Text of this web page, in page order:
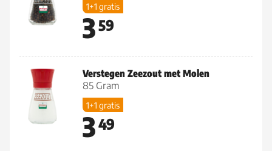
1+1 gratis
359
Verstegen Zeezout met Molen
85 Gram
1+1 gratis
349